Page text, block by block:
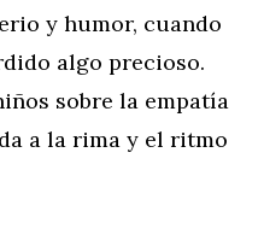
y humor, cuando
algo precioso.
sobre la empatía
a la rima y el ritmo